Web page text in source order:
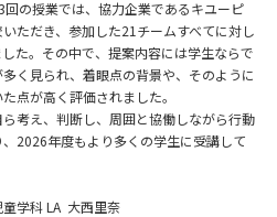
の授業では、協力企業であるキユーピ
ただき、参加した21チームすべてに対し
た。その中で、提案内容には学生ならで
く見られ、着眼点の背景や、そのように
点が高く評価されました。
考え、判断し、周囲と協働しながら行動
2026年度もより多くの学生に受講して
童学科 LA 大西里奈